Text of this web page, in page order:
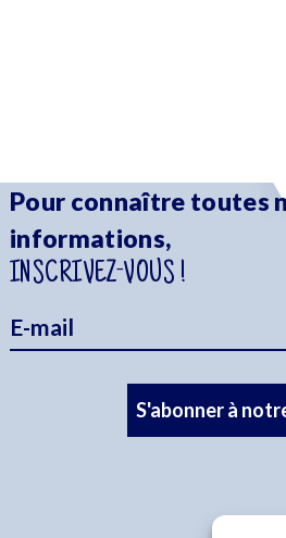
Pour connaître toutes
informations,
INSCRIVEZ-VOUS !
S'abonner à